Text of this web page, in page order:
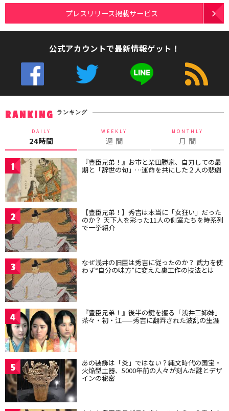
プレスリリース掲載サービス
公式アカウントで最新情報ゲット！
RANKING ランキング
DAILY
24時間
WEEKLY
週 間
MONTHLY
月 間
1 『豊臣兄弟！』お市と柴田勝家、自刃しての最
期と「辞世の句」…運命を共にした２人の悲劇
2 【豊臣兄弟！】秀吉は本当に「女狂い」だった
のか？ 天下人を彩った11人の側室たちを時系列
で一挙紹介
3 なぜ浅井の旧臣は秀吉に従ったのか？ 武力を使
わず“自分の味方”に変えた裏工作の技法とは
4 『豊臣兄弟！』後半の鍵を握る「浅井三姉妹」
茶々・初・江——秀吉に翻弄された波乱の生涯
5 あの装飾は「炎」ではない？縄文時代の国宝・
火焔型土器、5000年前の人々が刻んだ謎とデザ
インの秘密